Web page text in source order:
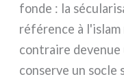
fon­de : la
réfé­ren­ce à l'islam
con­trai­re deve­nue
con­ser­ve un